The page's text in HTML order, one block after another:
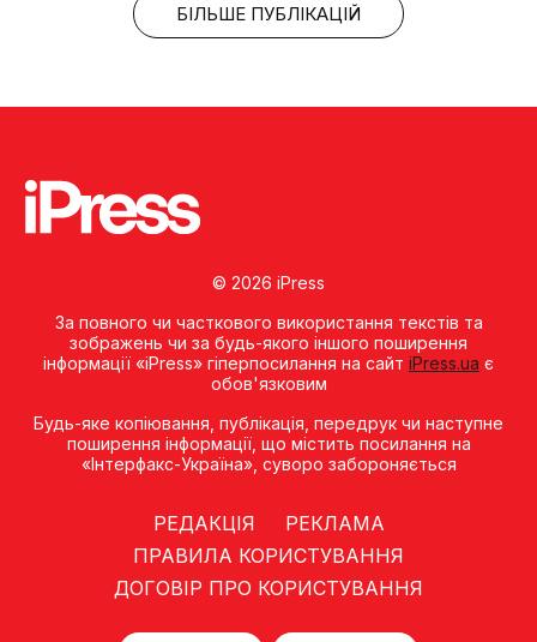
БІЛЬШЕ ПУБЛІКАЦІЙ
© 2026 iPress
За повного чи часткового використання текстів та
зображень чи за будь-якого іншого поширення
інформації «iPress» гіперпосилання на сайт iPress.ua є
обов'язковим
Будь-яке копiювання, публiкацiя, передрук чи наступне
поширення iнформацiї, що мiстить посилання на
«Iнтерфакс-Україна», суворо забороняється
РЕДАКЦІЯ
РЕКЛАМА
ПРАВИЛА КОРИСТУВАННЯ
ДОГОВІР ПРО КОРИСТУВАННЯ